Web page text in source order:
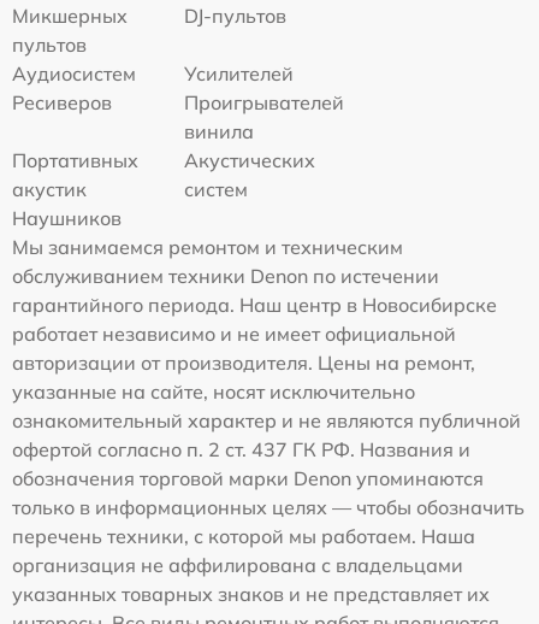
Микшерных
пультов
DJ-пультов
Аудиосистем
Усилителей
Ресиверов
Проигрывателей
винила
Портативных
акустик
Акустических
систем
Наушников
Мы занимаемся ремонтом и техническим
обслуживанием техники Denon по истечении
гарантийного периода. Наш центр в Новосибирске
работает независимо и не имеет официальной
авторизации от производителя. Цены на ремонт,
указанные на сайте, носят исключительно
ознакомительный характер и не являются публичной
офертой согласно п. 2 ст. 437 ГК РФ. Названия и
обозначения торговой марки Denon упоминаются
только в информационных целях — чтобы обозначить
перечень техники, с которой мы работаем. Наша
организация не аффилирована с владельцами
указанных товарных знаков и не представляет их